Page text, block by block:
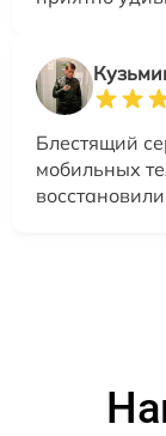
Блестящий
мобильных